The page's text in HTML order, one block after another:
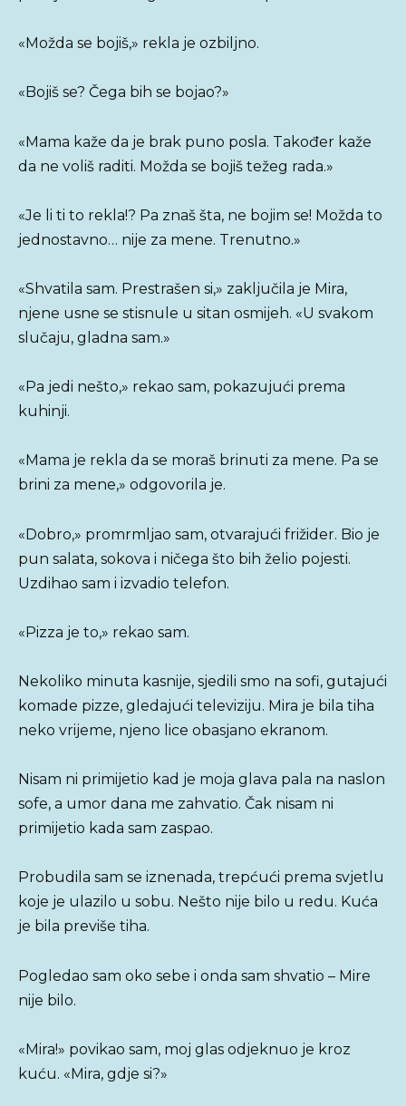
«Možda se bojiš,» rekla je ozbiljno.
«Bojiš se? Čega bih se bojao?»
«Mama kaže da je brak puno posla. Također kaže
da ne voliš raditi. Možda se bojiš težeg rada.»
«Je li ti to rekla!? Pa znaš šta, ne bojim se! Možda to
jednostavno… nije za mene. Trenutno.»
«Shvatila sam. Prestrašen si,» zaključila je Mira,
njene usne se stisnule u sitan osmijeh. «U svakom
slučaju, gladna sam.»
«Pa jedi nešto,» rekao sam, pokazujući prema
kuhinji.
«Mama je rekla da se moraš brinuti za mene. Pa se
brini za mene,» odgovorila je.
«Dobro,» promrmljao sam, otvarajući frižider. Bio je
pun salata, sokova i ničega što bih želio pojesti.
Uzdihao sam i izvadio telefon.
«Pizza je to,» rekao sam.
Nekoliko minuta kasnije, sjedili smo na sofi, gutajući
komade pizze, gledajući televiziju. Mira je bila tiha
neko vrijeme, njeno lice obasjano ekranom.
Nisam ni primijetio kad je moja glava pala na naslon
sofe, a umor dana me zahvatio. Čak nisam ni
primijetio kada sam zaspao.
Probudila sam se iznenada, trepćući prema svjetlu
koje je ulazilo u sobu. Nešto nije bilo u redu. Kuća
je bila previše tiha.
Pogledao sam oko sebe i onda sam shvatio – Mire
nije bilo.
«Mira!» povikao sam, moj glas odjeknuo je kroz
kuću. «Mira, gdje si?»